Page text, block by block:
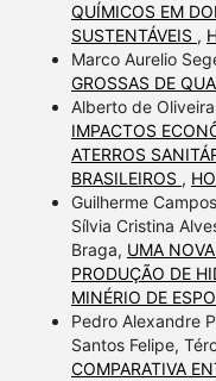
QUÍMICOS EM
SUSTENTÁVEIS ,
Marco Aurelio
GROSSAS DE
Alberto de
IMPACTOS
ATERROS
BRASILEIROS ,
Guilherme
Sílvia Cristina
Braga, UMA
PRODUÇÃO DE
MINÉRIO DE
Pedro Alexandre
Santos Felipe,
COMPARATIVA